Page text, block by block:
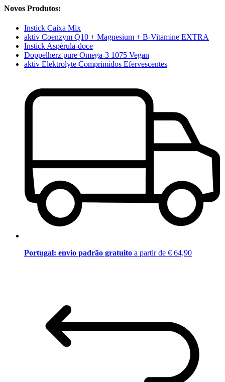
Novos Produtos:
Instick Caixa Mix
aktiv Coenzym Q10 + Magnesium + B-Vitamine EXTRA
Instick Aspérula-doce
Doppelherz pure Omega-3 1075 Vegan
aktiv Elektrolyte Comprimidos Efervescentes
Portugal: envio padrão gratuito a partir de € 64,90